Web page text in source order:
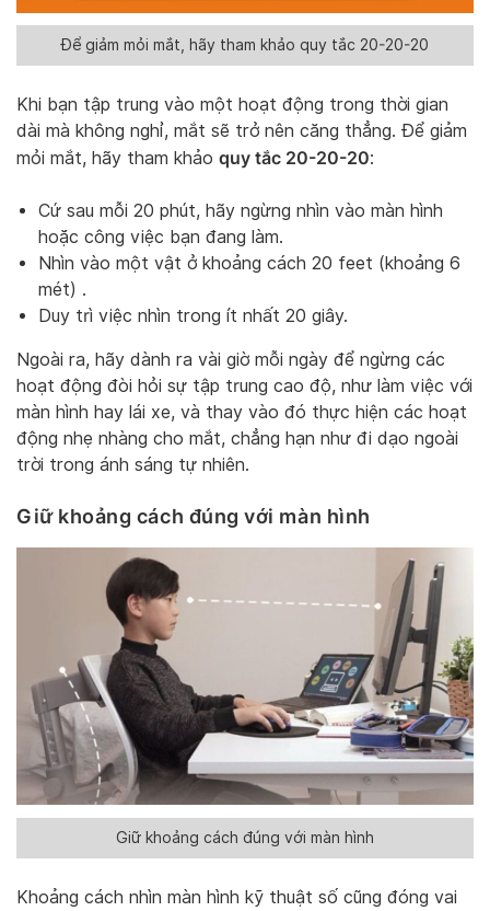
Để giảm mỏi mắt, hãy tham khảo quy tắc 20-20-20
Khi bạn tập trung vào một hoạt động trong thời gian
dài mà không nghỉ, mắt sẽ trở nên căng thẳng. Để giảm
mỏi mắt, hãy tham khảo quy tắc 20-20-20:
Cứ sau mỗi 20 phút, hãy ngừng nhìn vào màn hình
hoặc công việc bạn đang làm.
Nhìn vào một vật ở khoảng cách 20 feet (khoảng 6
mét) .
Duy trì việc nhìn trong ít nhất 20 giây.
Ngoài ra, hãy dành ra vài giờ mỗi ngày để ngừng các
hoạt động đòi hỏi sự tập trung cao độ, như làm việc với
màn hình hay lái xe, và thay vào đó thực hiện các hoạt
động nhẹ nhàng cho mắt, chẳng hạn như đi dạo ngoài
trời trong ánh sáng tự nhiên.
Giữ khoảng cách đúng với màn hình
Giữ khoảng cách đúng với màn hình
Khoảng cách nhìn màn hình kỹ thuật số cũng đóng vai